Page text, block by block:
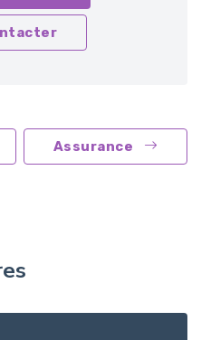
Assurance